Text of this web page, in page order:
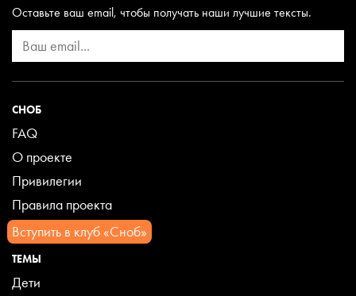
СНОБ
FAQ
О проекте
Привилегии
Правила проекта
Вступить в клуб «Сноб»
ТЕМЫ
Дети
Оставьте ваш email, чтобы получать наши лучшие тексты.